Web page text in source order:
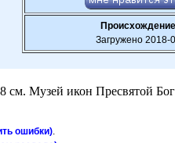
Загружено 2018-
см. Музей икон Пресвятой
ошибки).